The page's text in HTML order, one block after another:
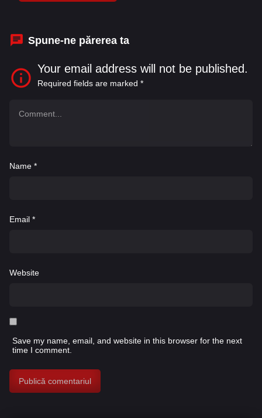
Bryce Dallas Howard
Spune-ne părerea ta
Your email address will not be published.
Required fields are marked *
Name *
Email *
Website
Save my name, email, and website in this browser for the next
time I comment.